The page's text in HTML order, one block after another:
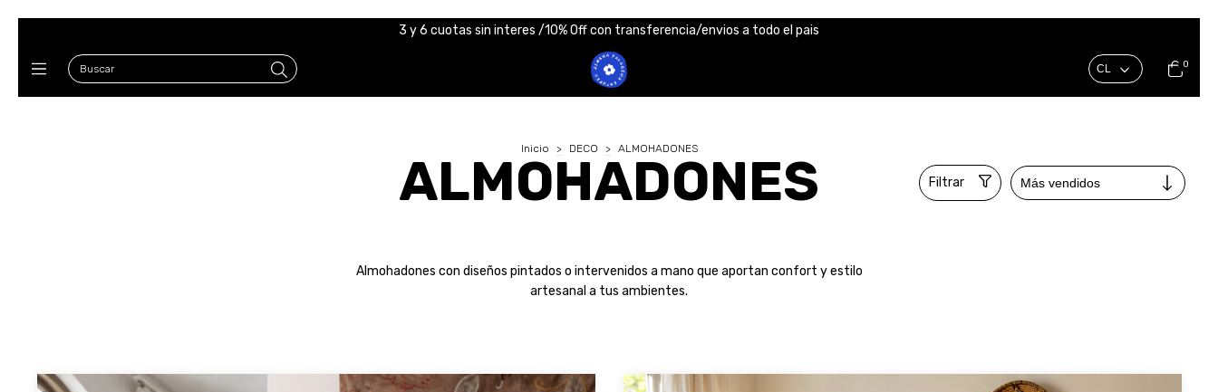
3 y 6 cuotas sin interes /10% Off con transferencia/envios a todo el pais
0
Inicio > DECO > ALMOHADONES
ALMOHADONES
Almohadones con diseños pintados o intervenidos a mano que aportan confort y estilo
artesanal a tus ambientes.
Filtrar